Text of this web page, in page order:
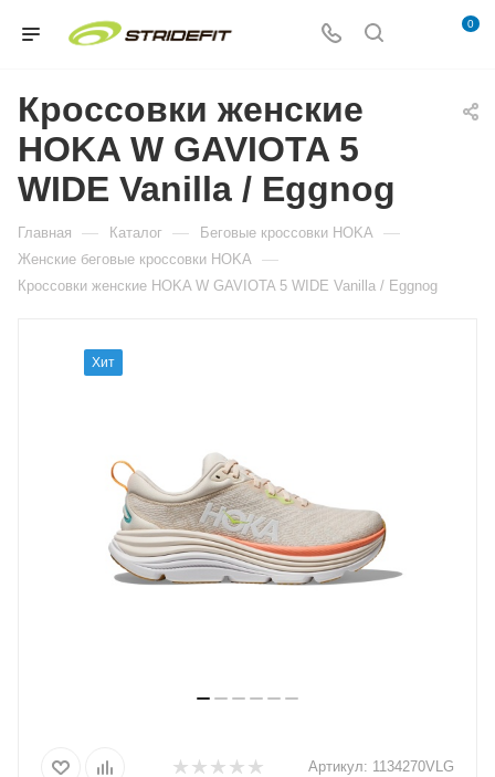
0
Кроссовки женские
HOKA W GAVIOTA 5
WIDE Vanilla / Eggnog
Главная — Каталог — Беговые кроссовки HOKA —
Женские беговые кроссовки HOKA —
Кроссовки женские HOKA W GAVIOTA 5 WIDE Vanilla / Eggnog
Хит
Артикул: 1134270VLG